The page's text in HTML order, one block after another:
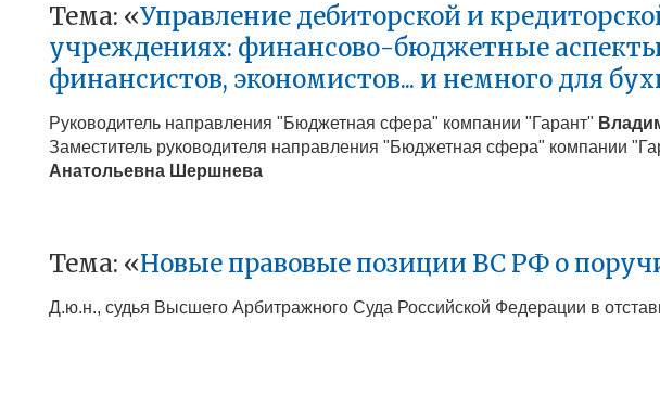
Тема: «Управление дебиторской и
учреждениях: финансово-бюджетные
финансистов, экономистов... и немного для
Руководитель направления "Бюджетная сфера" компании "Гарант"
Заместитель руководителя направления "Бюджетная сфера" компании
Анатольевна Шершнева
Тема: «Новые правовые позиции ВС РФ о
Д.ю.н., судья Высшего Арбитражного Суда Российской Федерации в